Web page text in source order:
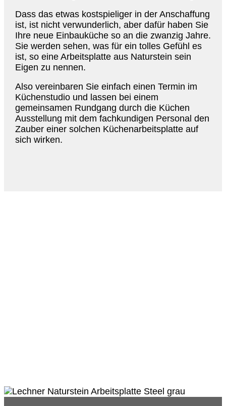
Dass das etwas kostspieliger in der Anschaffung
ist, ist nicht verwunderlich, aber dafür haben Sie
Ihre neue Einbauküche so an die zwanzig Jahre.
Sie werden sehen, was für ein tolles Gefühl es
ist, so eine Arbeitsplatte aus Naturstein sein
Eigen zu nennen.
Also vereinbaren Sie einfach einen Termin im
Küchenstudio und lassen bei einem
gemeinsamen Rundgang durch die Küchen
Ausstellung mit dem fachkundigen Personal den
Zauber einer solchen Küchenarbeitsplatte auf
sich wirken.